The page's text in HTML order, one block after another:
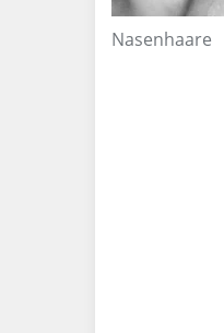
Nasenhaare